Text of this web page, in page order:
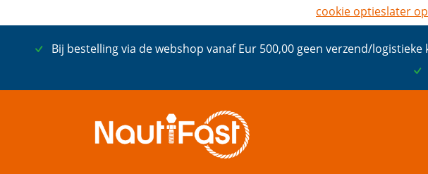
Bij bestelling via de webshop vanaf Eur 500,00 geen verzend/logistieke
cookie optieslater